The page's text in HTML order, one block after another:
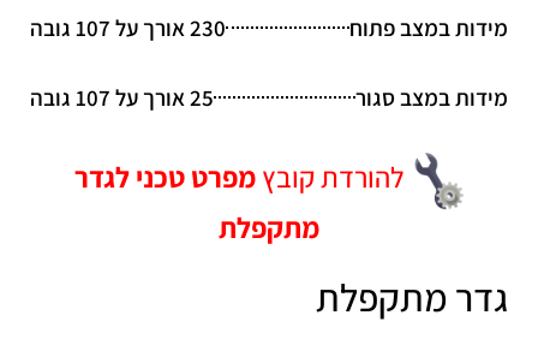
מידות במצב פתוח 230 אורך על 107 גובה
מידות במצב סגור 25 אורך על 107 גובה
להורדת קובץמפרט טכני לגדר
מתקפלת
גדר מתקפלת